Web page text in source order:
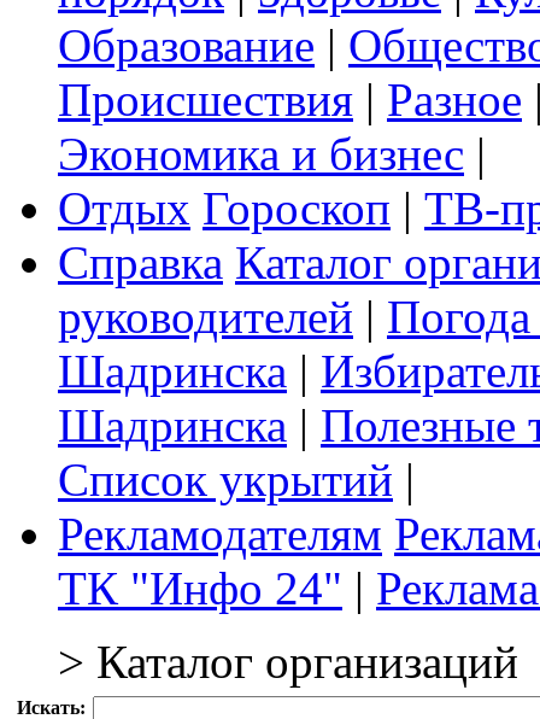
Образование |
Происшествия | Разное
Экономика и бизнес |
Отдых Гороскоп | ТВ-
Справка Каталог
руководителей |
Шадринска |
Шадринска | Полезные
Список укрытий |
Рекламодателям
ТК "Инфо 24" |
> Каталог организаций
Искать: